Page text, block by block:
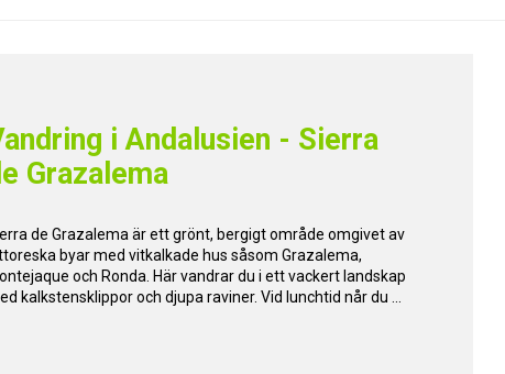
i Andalusien - Sierra
Grazalema
de Grazalema är ett grönt, bergigt område omgivet av
byar med vitkalkade hus såsom Grazalema,
och Ronda. Här vandrar du i ett vackert landskap
kalkstensklippor och djupa raviner. Vid lunchtid når du ...